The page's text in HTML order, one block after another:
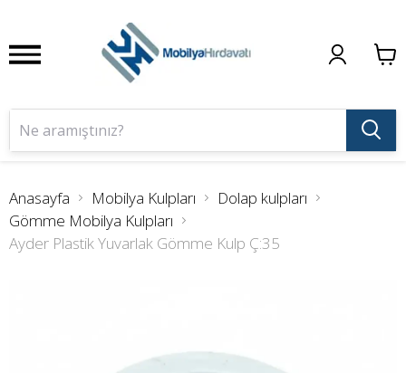
Anasayfa Mobilya Kulpları
Dolap kulpları
Gömme Mobilya Kulpları
Ayder Plastik Yuvarlak Gömme Kulp Ç:35